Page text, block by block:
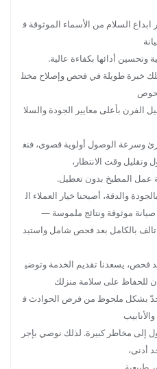
ابداع السلام من الأسماء الموثوقة ف
وتحسين أدائها بكفاءة عالية.
خبرة طويلة في فحص وإصلاح مختل
بأعلى معايير الجودة والسلا
وسرعة الوصول أولوية قصوى، فنغ
وقت الانتظار،
عمل المطبخ بدون تعطيل.
والدقة، أصبحنا خيار العملاء ال
موثوقة ونتائج ملموسة —
بالكامل بعد فحص شامل واستبد
فحص، يسعدنا تقديم الخدمة وتوضي
للحفاظ على سلامة منزلك
يحدّ بشكل ملحوظ من فرص الحوادث ف
إلى مخاطر كبيرة. لذلك نوصي بإجر
6 أشهر كحد أدنى،